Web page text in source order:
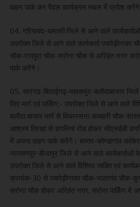
वाहन पार्क कर पैदल कार्यक्रम स्थल में प्रवेश करेंगे।
04. गरियाबंद-धमतरी जिले से आने वाले कार्यकर्ताओं
उपरोक्त जिले से आने वाले कार्यकर्ता पचपेड़ीनाका
चौक-रायपुरा चौक-सरोना चौक से अरिहंत नगर
पार्क करेंगे।
05. सारंगढ-बिलाईगढ़-महासमुंद-बलौदाबाजार
लिए मार्ग एवं पार्किंग:- उपरोक्त जिले से आने वाले
बलौदा बाजार मार्ग से विधानसभा-कचहरी चौक-
आश्रम तिराहा से डगनियां रोड होकर सीएसईबी
में अपना वाहन पार्क करेंगे। बस्तर-कोण्डागांव-
नारायणपुर-बीजापुर जिले से आने वाले कार्यकर्ताओं के
उपरोक्त जिले से आने वाले विशिष्ठ व्यक्ति एवं
क्रमांक-30 से पचपेड़ीनाका चौक-भाठागांव चौक-
सरोना चौक होकर अरिहंत नगर, सरोना पार्किंग में